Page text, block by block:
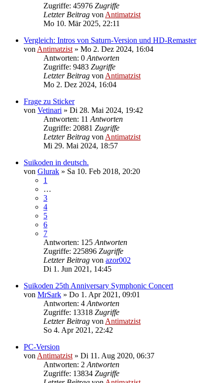
Zugriffe: 45976 Zugriffe
Letzter Beitrag von Antimatzist
Mo 10. Mär 2025, 22:11
Vergleich: Intros von Saturn-Version und HD-Remaster
von Antimatzist » Mo 2. Dez 2024, 16:04
Antworten: 0 Antworten
Zugriffe: 9483 Zugriffe
Letzter Beitrag von Antimatzist
Mo 2. Dez 2024, 16:04
Frage zu Sticker
von Vetinari » Di 28. Mai 2024, 19:42
Antworten: 11 Antworten
Zugriffe: 20881 Zugriffe
Letzter Beitrag von Antimatzist
Mi 29. Mai 2024, 18:57
Suikoden in deutsch.
von Glurak » Sa 10. Feb 2018, 20:20
1
…
3
4
5
6
7
Antworten: 125 Antworten
Zugriffe: 225896 Zugriffe
Letzter Beitrag von azor002
Di 1. Jun 2021, 14:45
Suikoden 25th Anniversary Symphonic Concert
von MrSark » Do 1. Apr 2021, 09:01
Antworten: 4 Antworten
Zugriffe: 13318 Zugriffe
Letzter Beitrag von Antimatzist
So 4. Apr 2021, 22:42
PC-Version
von Antimatzist » Di 11. Aug 2020, 06:37
Antworten: 2 Antworten
Zugriffe: 13834 Zugriffe